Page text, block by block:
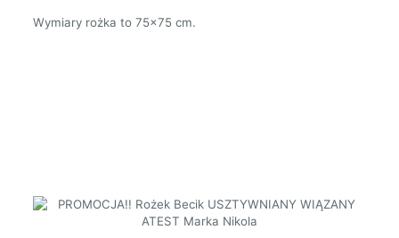
Wymiary rożka to 75×75 cm.